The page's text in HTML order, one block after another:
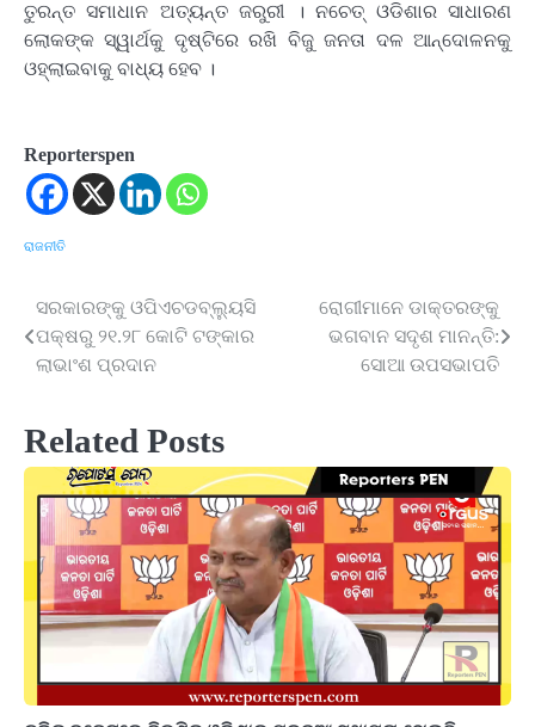
ତୁରନ୍ତ ସମାଧାନ ଅତ୍ୟନ୍ତ ଜରୁରୀ । ନଚେତ୍ ଓଡିଶାର ସାଧାରଣ
ଲୋକଙ୍କ ସ୍ୱାର୍ଥକୁ ଦୃଷ୍ଟିରେ ରଖି ବିଜୁ ଜନତା ଦଳ ଆନ୍ଦୋଳନକୁ
ଓହ୍ଲାଇବାକୁ ବାଧ୍ୟ ହେବ ।
Reporterspen
ରାଜନୀତି
Post
navigation
ସରକାରଙ୍କୁ ଓପିଏଚଡବ୍ଲ୍ୟୁସି
ପକ୍ଷରୁ ୨୧.୨୮ କୋଟି ଟଙ୍କାର
ଲାଭାଂଶ ପ୍ରଦାନ
ରୋଗୀମାନେ ଡାକ୍ତରଙ୍କୁ
ଭଗବାନ ସଦୃଶ ମାନନ୍ତି:
ସୋଆ ଉପସଭାପତି
Related Posts